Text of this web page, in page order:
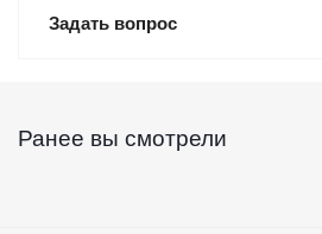
Задать вопрос
Ранее вы смотрели